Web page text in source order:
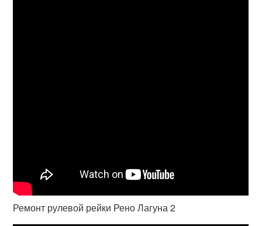
Ремонт рулевой рейки Рено Лагуна 2